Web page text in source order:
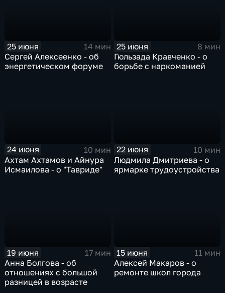
25 июня
14 мин
Сергей Алексеенко - об
энергетическом форуме
25 июня
8 мин
Гюльзада Кравченко - о
борьбе с наркоманией
24 июня
10 мин
Ахтам Ахтамов и Айнура
Исмаилова - о "Тавриде"
22 июня
10 мин
Людмила Дмитриева - о
ярмарке трудоустройства
19 июня
17 мин
Анна Болгова - об
отношениях с большой
разницей в возрасте
15 июня
11 мин
Алексей Макаров - о
ремонте школ города